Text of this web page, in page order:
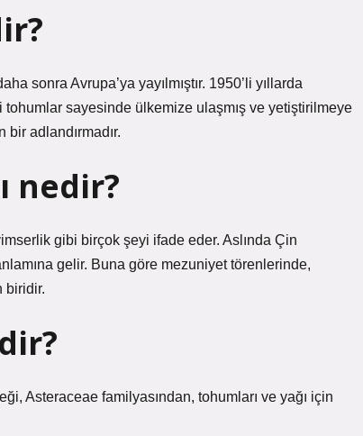
sonra Avrupa’ya yayılmıştır. 1950’li yıllarda
tohumlar sayesinde ülkemize ulaşmış ve yetiştirilmeye
adlandırmadır.
nedir?
gibi birçok şeyi ifade eder. Aslında Çin
gelir. Buna göre mezuniyet törenlerinde,
biridir.
Asteraceae familyasından, tohumları ve yağı için